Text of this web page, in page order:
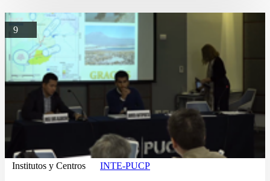
9
Institutos y Centros INTE-PUCP